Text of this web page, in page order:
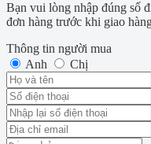
Bạn vui lòng nhập đúng số
đơn hàng trước khi giao
Thông tin người mua
Anh
Chị